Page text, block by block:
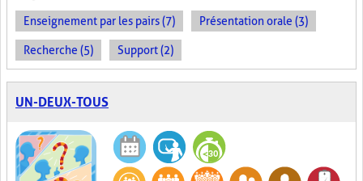
Enseignement par les pairs (7) Présentation orale (3)
Recherche (5) Support (2)
UN-DEUX-TOUS